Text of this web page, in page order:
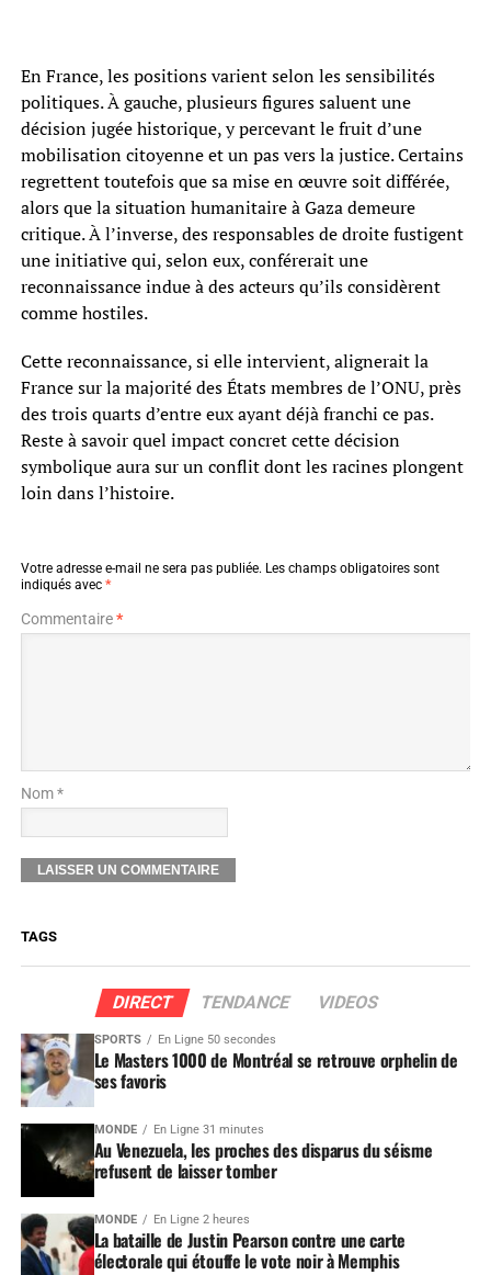
En France, les positions varient selon les sensibilités
politiques. À gauche, plusieurs figures saluent une
décision jugée historique, y percevant le fruit d’une
mobilisation citoyenne et un pas vers la justice. Certains
regrettent toutefois que sa mise en œuvre soit différée,
alors que la situation humanitaire à Gaza demeure
critique. À l’inverse, des responsables de droite fustigent
une initiative qui, selon eux, conférerait une
reconnaissance indue à des acteurs qu’ils considèrent
comme hostiles.
Cette reconnaissance, si elle intervient, alignerait la
France sur la majorité des États membres de l’ONU, près
des trois quarts d’entre eux ayant déjà franchi ce pas.
Reste à savoir quel impact concret cette décision
symbolique aura sur un conflit dont les racines plongent
loin dans l’histoire.
Votre adresse e-mail ne sera pas publiée. Les champs obligatoires sont
indiqués avec *
Commentaire*
Nom *
TAGS
DIRECT TENDANCE VIDEOS
SPORTS En Ligne 50 secondes
Le Masters 1000 de Montréal se retrouve orphelin de
ses favoris
MONDE En Ligne 31 minutes
Au Venezuela, les proches des disparus du séisme
refusent de laisser tomber
MONDE En Ligne 2 heures
La bataille de Justin Pearson contre une carte
électorale qui étouffe le vote noir à Memphis